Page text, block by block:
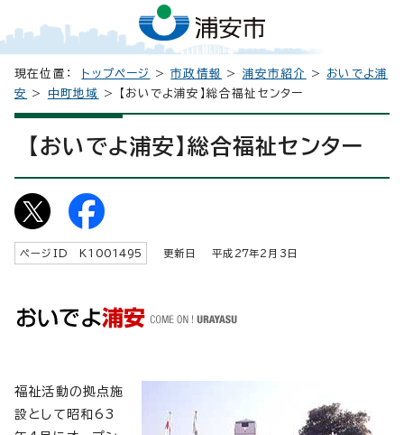
現在位置： トップページ >市政情報 > 浦安市紹介 > おいでよ浦
安
> 中町地域 > 【おいでよ浦安】総合福祉センター
【おいでよ浦安】総合福祉センター
ページID K 1001495 更新日 平成 27年2月3日
福祉活動の拠点施
設として昭和63